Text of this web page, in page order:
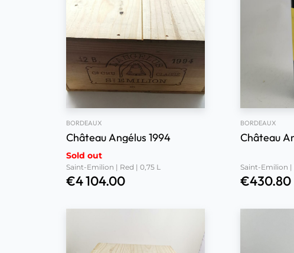
BORDEAUX
Château Angélus 1994
Sold out
Saint-Emilion | Red | 0,75 L
€4 104.00
BORDEAUX
Château
Saint-Emilion |
€430.80